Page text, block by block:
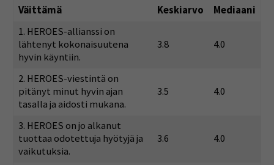
Väittämä Keskiarvo
Mediaani
1. HEROES-allianssi on
lähtenyt kokonaisuutena
hyvin käyntiin.
3.8 4.0
2. HEROES-viestintä on
pitänyt minut hyvin ajan
tasalla ja aidosti mukana.
3.5 4.0
3. HEROES on jo alkanut
tuottaa odotettuja hyötyjä ja
vaikutuksia.
3.6 4.0